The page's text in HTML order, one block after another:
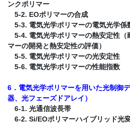
ンクポリマー
5-2. EOポリマーの合成
5-3. 電気光学ポリマーの電気光学係
5-4. 電気光学ポリマーの熱安定性（
マーの開発と熱安定性の評価）
5-5. 電気光学ポリマーの光安定性
5-6. 電気光学ポリマーの性能指数
6．電気光学ポリマーを用いた光制御
器、光フェーズドアレイ）
6-1. 光通信波長帯
6-2. Si/EOポリマーハイブリッド光